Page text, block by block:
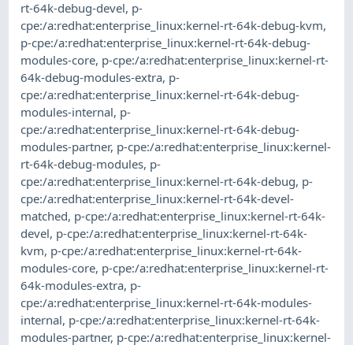
rt-64k-debug-devel, p-
cpe:/a:redhat:enterprise_linux:kernel-rt-64k-debug-kvm,
p-cpe:/a:redhat:enterprise_linux:kernel-rt-64k-debug-
modules-core, p-cpe:/a:redhat:enterprise_linux:kernel-rt-
64k-debug-modules-extra, p-
cpe:/a:redhat:enterprise_linux:kernel-rt-64k-debug-
modules-internal, p-
cpe:/a:redhat:enterprise_linux:kernel-rt-64k-debug-
modules-partner, p-cpe:/a:redhat:enterprise_linux:kernel-
rt-64k-debug-modules, p-
cpe:/a:redhat:enterprise_linux:kernel-rt-64k-debug, p-
cpe:/a:redhat:enterprise_linux:kernel-rt-64k-devel-
matched, p-cpe:/a:redhat:enterprise_linux:kernel-rt-64k-
devel, p-cpe:/a:redhat:enterprise_linux:kernel-rt-64k-
kvm, p-cpe:/a:redhat:enterprise_linux:kernel-rt-64k-
modules-core, p-cpe:/a:redhat:enterprise_linux:kernel-rt-
64k-modules-extra, p-
cpe:/a:redhat:enterprise_linux:kernel-rt-64k-modules-
internal, p-cpe:/a:redhat:enterprise_linux:kernel-rt-64k-
modules-partner, p-cpe:/a:redhat:enterprise_linux:kernel-